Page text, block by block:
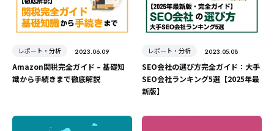
レポート・分析 2023.06.09
Amazon関税完全ガイド – 基礎知
識から手続きまで徹底解説
レポート・分析 2023.05.08
SEO会社の選び方完全ガイド：大手
SEO会社ランキング5選【2025年最
新版】